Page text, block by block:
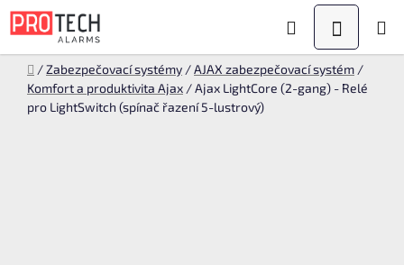
Přejít
na
Hledat
KOŠÍK
Domů
/Zabezpečovací systémy /AJAX zabezpečovací systém /
Komfort a produktivita Ajax /Ajax LightCore (2-gang) - Relé
pro LightSwitch (spínač řazení 5-lustrový)